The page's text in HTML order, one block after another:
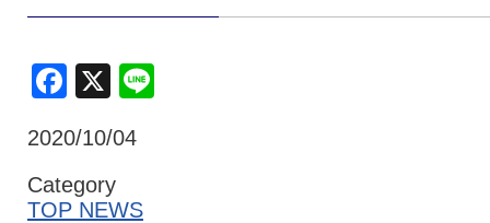
クラブ・会社情報
Facebook
X
2020/10/04
Category
TOP NEWS